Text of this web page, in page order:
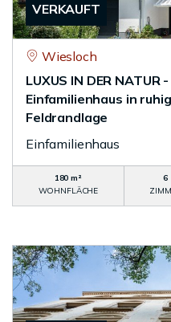
VERKAUFT
Wiesloch
LUXUS IN DER
Einfamilienhaus in
Feldrandlage
Einfamilienhaus
180 m²
WOHNFLÄCHE
6